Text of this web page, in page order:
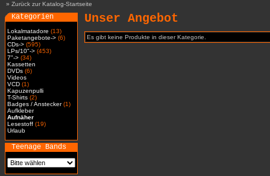
» Zurück zur Katalog-Startseite
Kategorien
Lokalmatadore (13)
Paketangebote-> (6)
CDs-> (595)
LPs/10"-> (453)
7"-> (34)
Kassetten
DVDs (6)
Videos
VCD (1)
Kapuzenpulli
T-Shirts (2)
Badges / Anstecker(1)
Aufkleber
Aufnäher
Lesestoff (19)
Urlaub
Teenage Bands
Unser Angebot
Es gibt keine Produkte in dieser Kategorie.